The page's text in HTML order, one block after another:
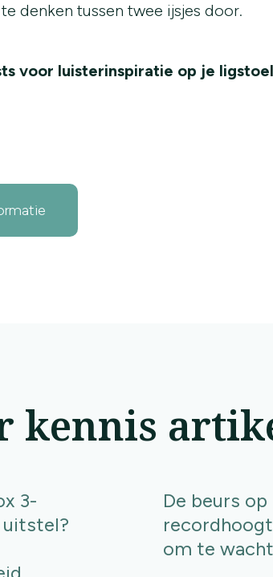
denken tussen twee ijsjes door.
voor luisterinspiratie op je
kennis
3-
De beurs op
om te